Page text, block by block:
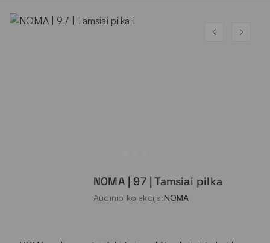
NOMA | 97 | Tamsiai pilka
Audinio kolekcija:NOMA